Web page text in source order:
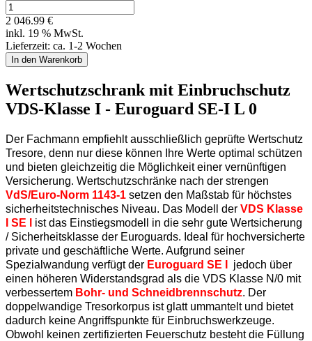
2 046.99 €
inkl. 19 % MwSt.
Lieferzeit: ca. 1-2 Wochen
Wertschutzschrank mit Einbruchschutz
VDS-Klasse I - Euroguard SE-I L 0
Der Fachmann empfiehlt ausschließlich geprüfte Wertschutz
Tresore, denn nur diese können Ihre Werte optimal schützen
und bieten gleichzeitig die Möglichkeit einer vernünftigen
Versicherung. Wertschutzschränke nach der strengen
VdS/Euro-Norm 1143-1 setzen den Maßstab für höchstes
sicherheitstechnisches Niveau. Das Modell der VDS Klasse
I SE l
ist das Einstiegsmodell in die sehr gute Wertsicherung
/ Sicherheitsklasse der Euroguards. Ideal für hochversicherte
private und geschäftliche Werte. Aufgrund seiner
Spezialwandung verfügt der Euroguard SE I
jedoch über
einen höheren Widerstandsgrad als die VDS Klasse N/0 mit
verbessertem Bohr- und Schneidbrennschutz. Der
doppelwandige Tresorkorpus ist glatt ummantelt und bietet
dadurch keine Angriffspunkte für Einbruchswerkzeuge.
Obwohl keinen zertifizierten Feuerschutz besteht die Füllung